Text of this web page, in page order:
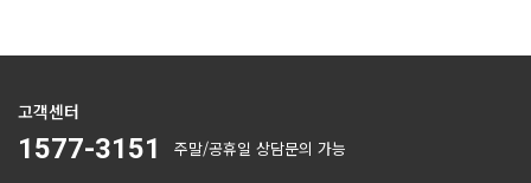
고객센터
1577-3151 주말/공휴일 상담문의 가능